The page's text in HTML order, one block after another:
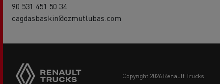
90 531 451 50 34
cagdasbaskin@ozmutlubas.com
copyright 2026 Renault Trucks